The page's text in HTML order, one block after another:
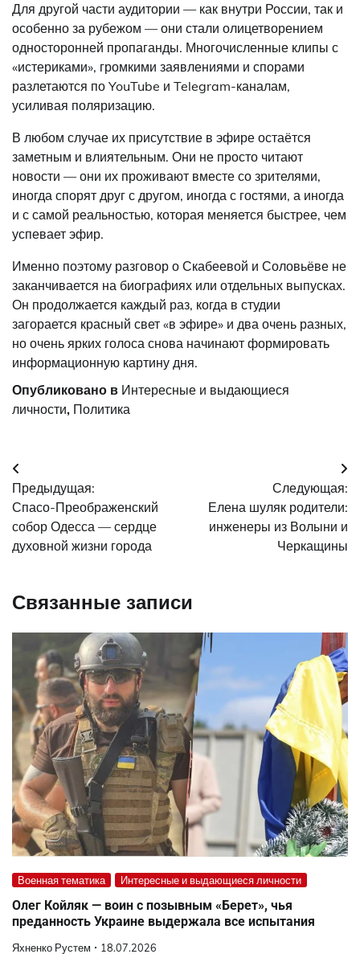
Для другой части аудитории — как внутри России, так и
особенно за рубежом — они стали олицетворением
односторонней пропаганды. Многочисленные клипы с
«истериками», громкими заявлениями и спорами
разлетаются по YouTube и Telegram-каналам,
усиливая поляризацию.
В любом случае их присутствие в эфире остаётся
заметным и влиятельным. Они не просто читают
новости — они их проживают вместе со зрителями,
иногда спорят друг с другом, иногда с гостями, а иногда
и с самой реальностью, которая меняется быстрее, чем
успевает эфир.
Именно поэтому разговор о Скабеевой и Соловьёве не
заканчивается на биографиях или отдельных выпусках.
Он продолжается каждый раз, когда в студии
загорается красный свет «в эфире» и два очень разных,
но очень ярких голоса снова начинают формировать
информационную картину дня.
Опубликовано в Интересные и выдающиеся
личности, Политика
Навигация
по
записям
Предыдущая:
Спасо-Преображенский
собор Одесса — сердце
духовной жизни города
Следующая:
Елена шуляк родители:
инженеры из Волыни и
Черкащины
Связанные записи
Военная тематика Интересные и выдающиеся личности
Олег Койляк — воин с позывным «Берет», чья
преданность Украине выдержала все испытания
Яхненко Рустем 18.07.2026